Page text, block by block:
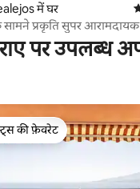
में घर
सामने प्रकृति सुपर आरामदायक
पर उपलब्ध
का टॉप फ़ेवरेट
की फ़ेवरेट